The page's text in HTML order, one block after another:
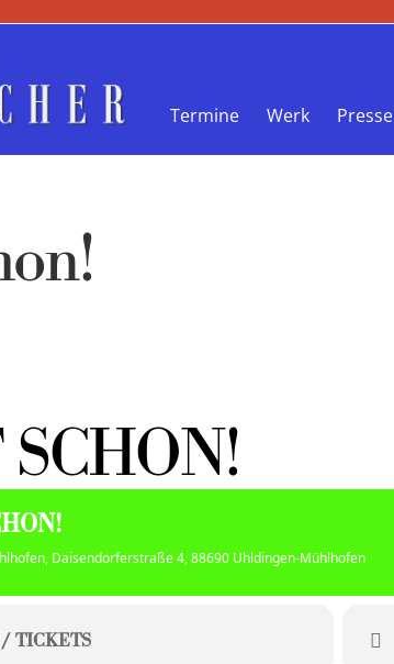
Termine
Werk Presse
SCHON!
, Daisendorferstraße 4, 88690 Uhldingen-Mühlhofen
TICKETS